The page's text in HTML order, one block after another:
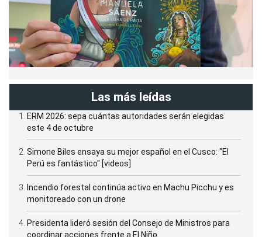
Las más leídas
ERM 2026: sepa cuántas autoridades serán elegidas
este 4 de octubre
Simone Biles ensaya su mejor español en el Cusco: "El
Perú es fantástico" [videos]
Incendio forestal continúa activo en Machu Picchu y es
monitoreado con un drone
Presidenta lideró sesión del Consejo de Ministros para
coordinar acciones frente a El Niño